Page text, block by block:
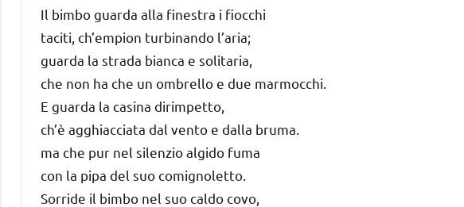
Il bimbo guarda alla finestra i fiocchi
taciti, ch’empion turbinando l’aria;
guarda la strada bianca e solitaria,
che non ha che un ombrello e due marmocchi.
E guarda la casina dirimpetto,
ch’è agghiacciata dal vento e dalla bruma.
ma che pur nel silenzio algido fuma
con la pipa del suo comignoletto.
Sorride il bimbo nel suo caldo covo,